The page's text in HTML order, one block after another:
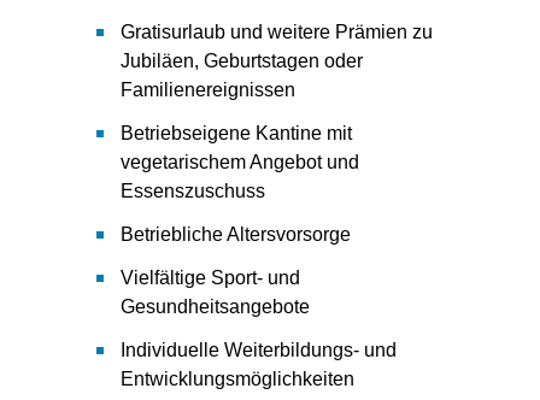
Gratisurlaub und weitere Prämien zu
Jubiläen, Geburtstagen oder
Familienereignissen
Betriebseigene Kantine mit
vegetarischem Angebot und
Essenszuschuss
Betriebliche Altersvorsorge
Vielfältige Sport- und
Gesundheitsangebote
Individuelle Weiterbildungs- und
Entwicklungsmöglichkeiten